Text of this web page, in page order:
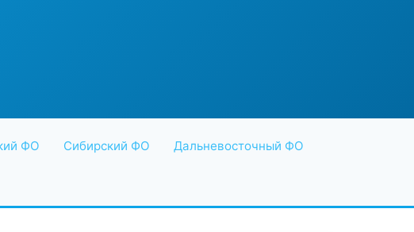
ФО Сибирский ФО Дальневосточный ФО